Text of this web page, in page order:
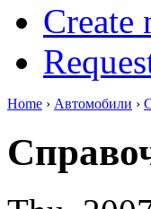
Create
Home › Автомобили ›